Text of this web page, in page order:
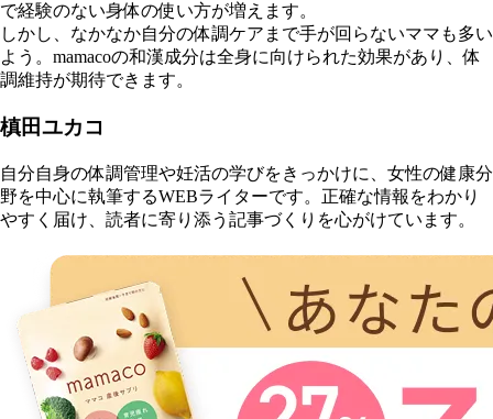
で経験のない身体の使い方が増えます。
しかし、なかなか自分の体調ケアまで手が回らないママも多い
よう。mamacoの和漢成分は全身に向けられた効果があり、体
調維持が期待できます。
槙田ユカコ
自分自身の体調管理や妊活の学びをきっかけに、女性の健康分
野を中心に執筆するWEBライターです。正確な情報をわかり
やすく届け、読者に寄り添う記事づくりを心がけています。